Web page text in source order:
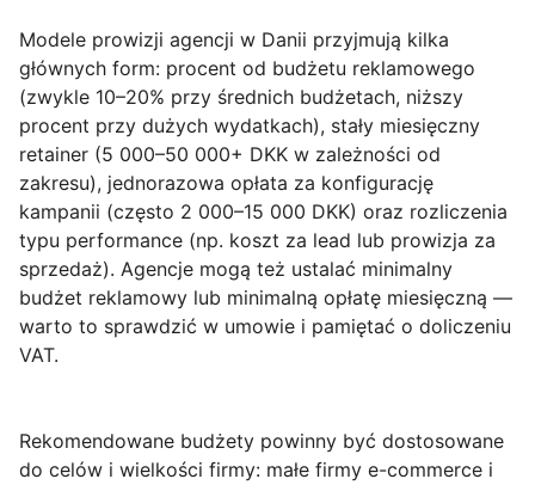
Modele prowizji agencji w Danii przyjmują kilka
głównych form: procent od budżetu reklamowego
(zwykle 10–20% przy średnich budżetach, niższy
procent przy dużych wydatkach), stały miesięczny
retainer (5 000–50 000+ DKK w zależności od
zakresu), jednorazowa opłata za konfigurację
kampanii (często 2 000–15 000 DKK) oraz rozliczenia
typu performance (np. koszt za lead lub prowizja za
sprzedaż). Agencje mogą też ustalać minimalny
budżet reklamowy lub minimalną opłatę miesięczną —
warto to sprawdzić w umowie i pamiętać o doliczeniu
VAT.
Rekomendowane budżety powinny być dostosowane
do celów i wielkości firmy: małe firmy e-commerce i